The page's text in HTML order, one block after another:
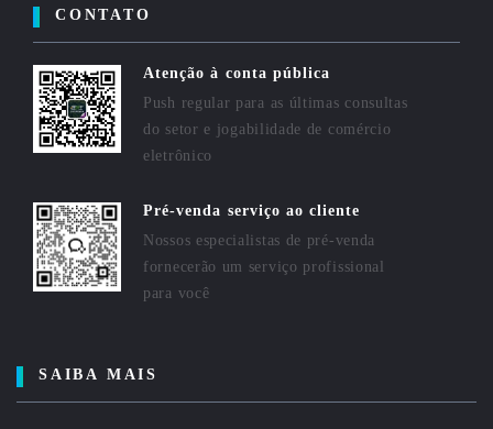
CONTATO
Atenção à conta pública
Push regular para as últimas consultas
do setor e jogabilidade de comércio
eletrônico
Pré-venda serviço ao cliente
Nossos especialistas de pré-venda
fornecerão um serviço profissional
para você
SAIBA MAIS